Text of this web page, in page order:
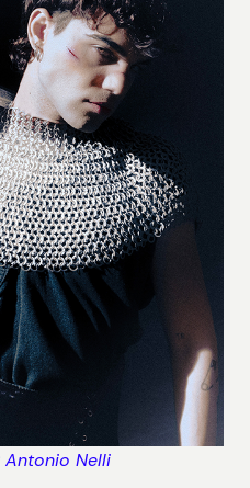
Nelli